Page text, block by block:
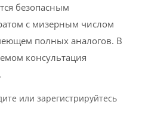
безопасным
с мизерным числом
полных аналогов. В
консультация
или зарегистрируйтесь